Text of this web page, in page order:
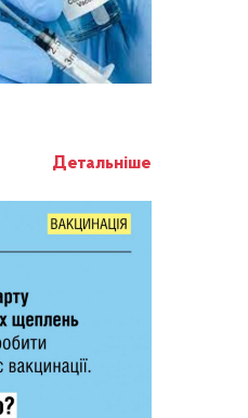
Детальніше